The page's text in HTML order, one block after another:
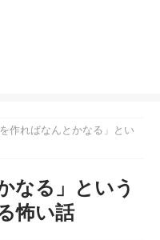
を作ればなんとかなる」とい
なる」という
怖い話